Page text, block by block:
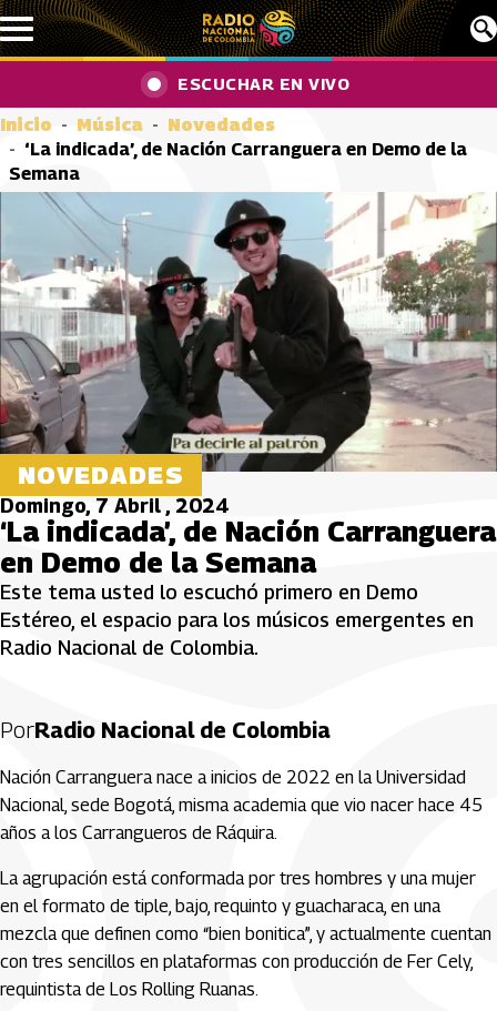
Pasar al contenido principal
ESCUCHAR EN VIVO
Inicio Música
Novedades
‘La indicada’, de Nación Carranguera en Demo de la
Semana
NOVEDADES
Domingo, 7 Abril , 2024
‘La indicada’, de Nación Carranguera
en Demo de la Semana
Este tema usted lo escuchó primero en Demo
Estéreo, el espacio para los músicos emergentes en
Radio Nacional de Colombia.
PorRadio Nacional de Colombia
Nación Carranguera nace a inicios de 2022 en la Universidad
Nacional, sede Bogotá, misma academia que vio nacer hace 45
años a los Carrangueros de Ráquira.
La agrupación está conformada por tres hombres y una mujer
en el formato de tiple, bajo, requinto y guacharaca, en una
mezcla que definen como “bien bonitica”, y actualmente cuentan
con tres sencillos en plataformas con producción de Fer Cely,
requintista de Los Rolling Ruanas.